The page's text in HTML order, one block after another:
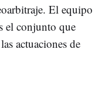
El equipo
el conjunto que
actuaciones de